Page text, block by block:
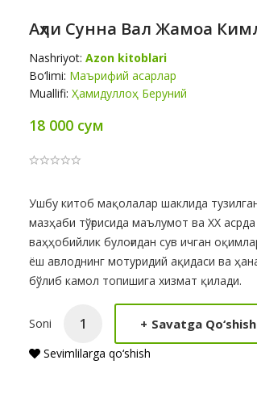
Аҳли Сунна Вал Жамоа
Nashriyot: Azon kitoblari
Bo‘limi: Маърифий асарлар
Muallifi: Ҳамидуллоҳ Беруний
18 000 сум
Product
Summery
Ушбу китоб мақолалар шаклида
мазҳаби тўғрисида маълумот ва ХХ
ваҳҳобийлик булоғидан сув ичган
ёш авлоднинг мотуридий ақидаси ва
бўлиб камол топишига хизмат қилади.
Soni + Savatga Qo‘shish
Sevimlilarga qo‘shish